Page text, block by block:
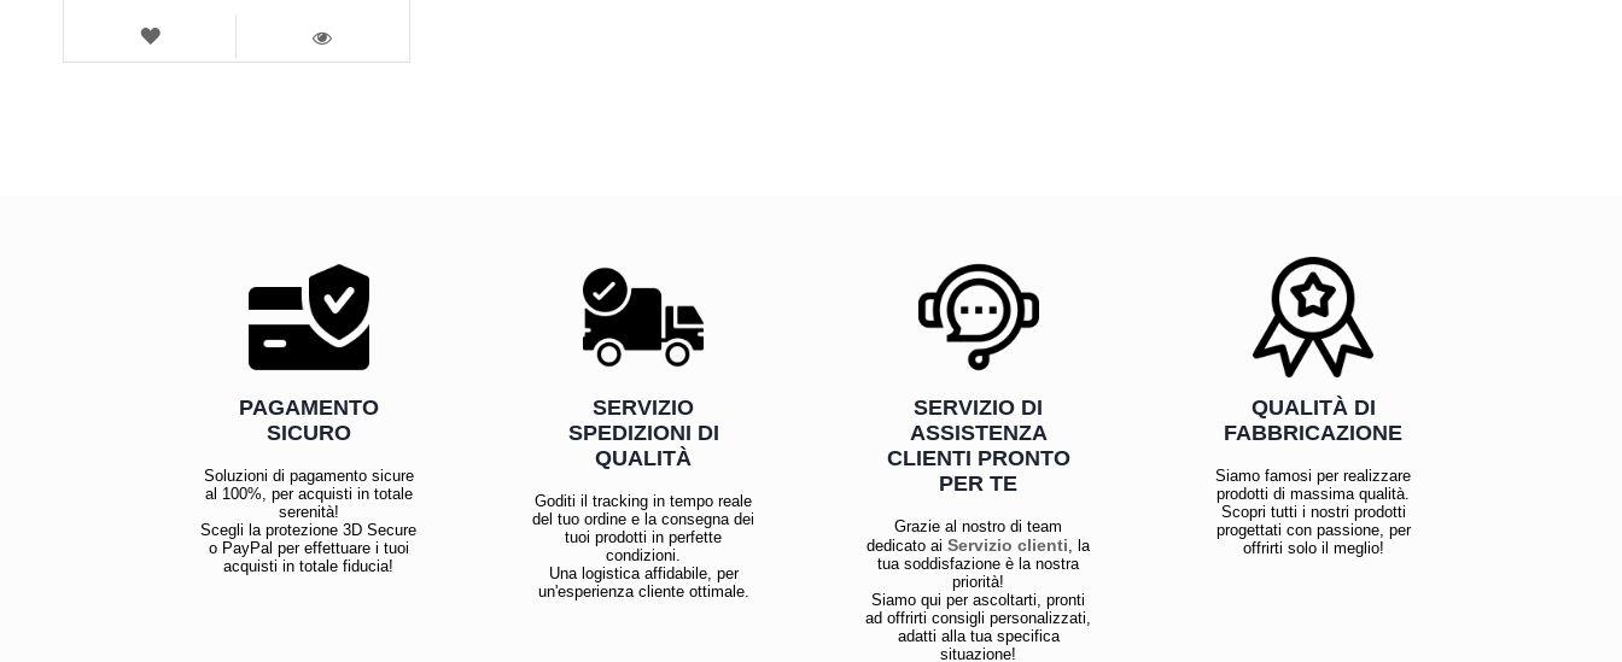
LISTA
PAGAMENTO
SICURO
Soluzioni di pagamento sicure
al 100%, per acquisti in totale
serenità!
Scegli la protezione 3D Secure
o PayPal per effettuare i tuoi
acquisti in totale fiducia!
SERVIZIO
SPEDIZIONI DI
QUALITÀ
Goditi il tracking in tempo reale
del tuo ordine e la consegna dei
tuoi prodotti in perfette
condizioni.
Una logistica affidabile, per
un'esperienza cliente ottimale.
SERVIZIO DI
ASSISTENZA
CLIENTI PRONTO
PER TE
Grazie al nostro di team
dedicato aiServizio clienti , la
tua soddisfazione è la nostra
priorità!
Siamo qui per ascoltarti, pronti
ad offrirti consigli personalizzati,
adatti alla tua specifica
situazione!
QUALITÀ DI
FABBRICAZIONE
Siamo famosi per realizzare
prodotti di massima qualità.
Scopri tutti i nostri prodotti
progettati con passione, per
offrirti solo il meglio!